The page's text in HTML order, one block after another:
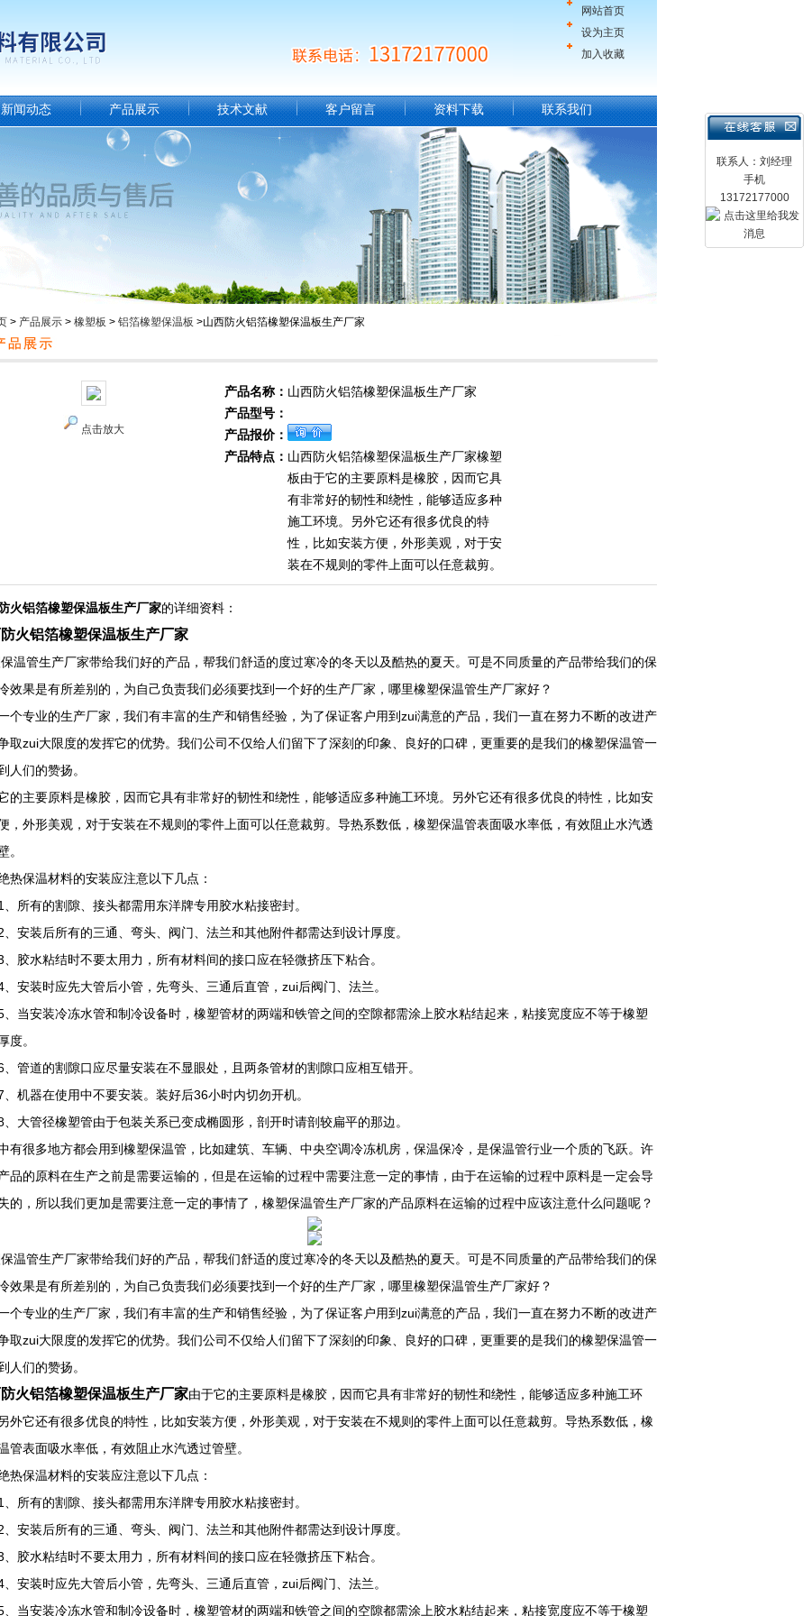
网站首页
设为主页
加入收藏
联系人：刘经理
手机
13172177000
新闻动态 产品展示 技术文献 客户留言 资料下载 联系我们
> 产品展示 > 橡塑板 > 铝箔橡塑保温板 >山西防火铝箔橡塑保温板生产厂家
点击放大
产品名称： 山西防火铝箔橡塑保温板生产厂家
产品型号：
产品报价：
产品特点： 山西防火铝箔橡塑保温板生产厂家橡塑
板由于它的主要原料是橡胶，因而它具
有非常好的韧性和绕性，能够适应多种
施工环境。另外它还有很多优良的特
性，比如安装方便，外形美观，对于安
装在不规则的零件上面可以任意裁剪。
火铝箔橡塑保温板生产厂家的详细资料：
火铝箔橡塑保温板生产厂家
温管生产厂家带给我们好的产品，帮我们舒适的度过寒冷的冬天以及酷热的夏天。可是不同质量的产品带给我们的保
效果是有所差别的，为自己负责我们必须要找到一个好的生产厂家，哪里橡塑保温管生产厂家好？
个专业的生产厂家，我们有丰富的生产和销售经验，为了保证客户用到zui满意的产品，我们一直在努力不断的改进产
取zui大限度的发挥它的优势。我们公司不仅给人们留下了深刻的印象、良好的口碑，更重要的是我们的橡塑保温管一
人们的赞扬。
的主要原料是橡胶，因而它具有非常好的韧性和绕性，能够适应多种施工环境。另外它还有很多优良的特性，比如安
，外形美观，对于安装在不规则的零件上面可以任意裁剪。导热系数低，橡塑保温管表面吸水率低，有效阻止水汽透
。
热保温材料的安装应注意以下几点：
有的割隙、接头都需用东洋牌专用胶水粘接密封。
装后所有的三通、弯头、阀门、法兰和其他附件都需达到设计厚度。
水粘结时不要太用力，所有材料间的接口应在轻微挤压下粘合。
装时应先大管后小管，先弯头、三通后直管，zui后阀门、法兰。
安装冷冻水管和制冷设备时，橡塑管材的两端和铁管之间的空隙都需涂上胶水粘结起来，粘接宽度应不等于橡塑
度。
道的割隙口应尽量安装在不显眼处，且两条管材的割隙口应相互错开。
器在使用中不要安装。装好后36小时内切勿开机。
管径橡塑管由于包装关系已变成椭圆形，剖开时请剖较扁平的那边。
有很多地方都会用到橡塑保温管，比如建筑、车辆、中央空调冷冻机房，保温保冷，是保温管行业一个质的飞跃。许
品的原料在生产之前是需要运输的，但是在运输的过程中需要注意一定的事情，由于在运输的过程中原料是一定会导
的，所以我们更加是需要注意一定的事情了，橡塑保温管生产厂家的产品原料在运输的过程中应该注意什么问题呢？
温管生产厂家带给我们好的产品，帮我们舒适的度过寒冷的冬天以及酷热的夏天。可是不同质量的产品带给我们的保
效果是有所差别的，为自己负责我们必须要找到一个好的生产厂家，哪里橡塑保温管生产厂家好？
个专业的生产厂家，我们有丰富的生产和销售经验，为了保证客户用到zui满意的产品，我们一直在努力不断的改进产
取zui大限度的发挥它的优势。我们公司不仅给人们留下了深刻的印象、良好的口碑，更重要的是我们的橡塑保温管一
人们的赞扬。
火铝箔橡塑保温板生产厂家由于它的主要原料是橡胶，因而它具有非常好的韧性和绕性，能够适应多种施工环
外它还有很多优良的特性，比如安装方便，外形美观，对于安装在不规则的零件上面可以任意裁剪。导热系数低，橡
管表面吸水率低，有效阻止水汽透过管壁。
热保温材料的安装应注意以下几点：
有的割隙、接头都需用东洋牌专用胶水粘接密封。
装后所有的三通、弯头、阀门、法兰和其他附件都需达到设计厚度。
水粘结时不要太用力，所有材料间的接口应在轻微挤压下粘合。
装时应先大管后小管，先弯头、三通后直管，zui后阀门、法兰。
安装冷冻水管和制冷设备时，橡塑管材的两端和铁管之间的空隙都需涂上胶水粘结起来，粘接宽度应不等于橡塑